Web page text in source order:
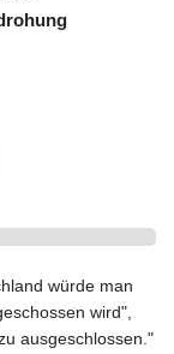
würde man
wird",
ausgeschlossen."